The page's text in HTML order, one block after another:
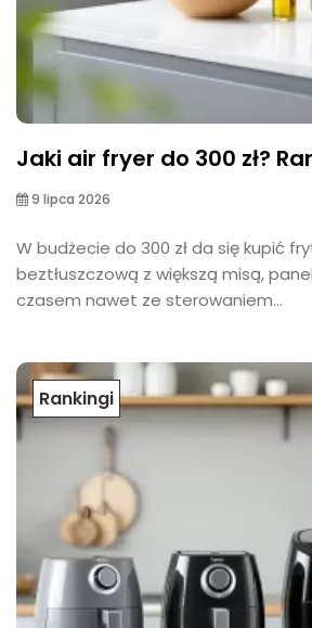
Jaki air fryer do 300 zł?
9 lipca 2026
W budżecie do 300 zł da się kupić
beztłuszczową z większą misą,
czasem nawet ze sterowaniem...
Rankingi